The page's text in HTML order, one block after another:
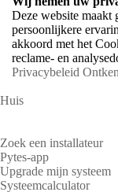
Deze website maakt
persoonlijkere
akkoord met het
reclame- en
Privacybeleid
Huis
Zoek een installateur
Pytes-app
Upgrade mijn systeem
Systeemcalculator